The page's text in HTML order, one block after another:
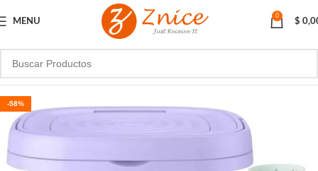
MENU
0
$
-58%